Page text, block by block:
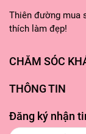
Thiên đường mua
thích làm đẹp!
CHĂM SÓC
THÔNG TIN
Đăng ký nhận